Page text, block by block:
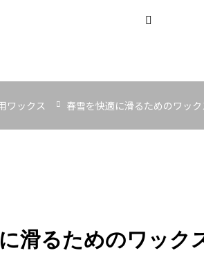
ワックス 春雪を快適に滑るためのワッ
滑るためのワック